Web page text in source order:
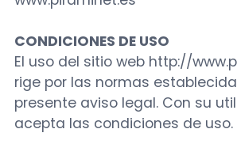
CONDICIONES DE USO
El uso del sitio web http://
rige por las normas
presente aviso legal. Con su
acepta las condiciones de uso.